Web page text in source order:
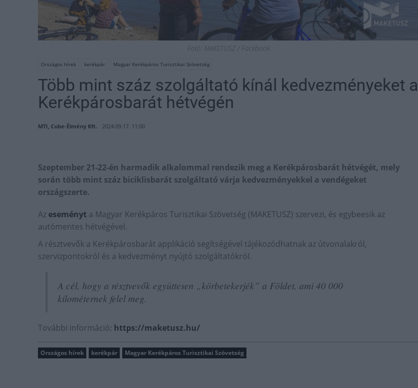
Fotó: MAKETUSZ / Facebook
Országos hírek kerékpár Magyar Kerékpáros Turisztikai Szövetség
Több mint száz szolgáltató kínál kedvezményeket a
Kerékpárosbarát hétvégén
MTI, Cube-Élmény Kft. 2024.09.17. 11:00
Szeptember 21-22-én harmadik alkalommal rendezik meg a Kerékpárosbarát hétvégét, mely
során több mint száz biciklisbarát szolgáltató várja kedvezményekkel a vendégeket
országszerte.
Az eseményt a Magyar Kerékpáros Turisztikai Szövetség (MAKETUSZ) szervezi, és egybeesik az
autómentes hétvégével.
A résztvevők a Kerékpárosbarát applikáció segítségével tájékozódhatnak az útvonalakról,
szervizpontokról és a kedvezményt nyújtó szolgáltatókról.
A cél, hogy a résztvevők együttesen „körbetekerjék” a Földet, ami 40 000
kilométernek felel meg.
További információ: https://maketusz.hu/
Országos hírek kerékpár Magyar Kerékpáros Turisztikai Szövetség